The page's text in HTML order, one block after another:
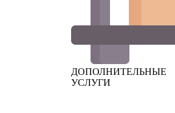
ДОПОЛНИТЕЛЬНЫЕ
УСЛУГИ